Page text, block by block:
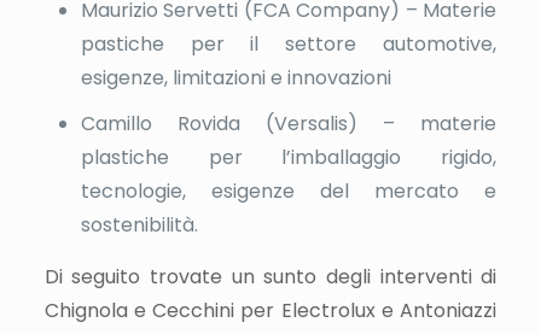
Maurizio Servetti (FCA Company) – Materie
pastiche per il settore automotive,
esigenze, limitazioni e innovazioni
Camillo Rovida (Versalis) – materie
plastiche per l’imballaggio rigido,
tecnologie, esigenze del mercato e
sostenibilità.
Di seguito trovate un sunto degli interventi di
Chignola e Cecchini per Electrolux e Antoniazzi